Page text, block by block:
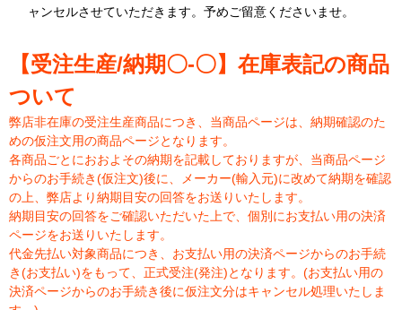
ャンセルさせていただきます。予めご留意くださいませ。
【受注生産/納期〇-〇】在庫表記の商品
ついて
弊店非在庫の受注生産商品につき、当商品ページは、納期確認のた
めの仮注文用の商品ページとなります。
各商品ごとにおおよその納期を記載しておりますが、当商品ページ
からのお手続き(仮注文)後に、メーカー(輸入元)に改めて納期を確認
の上、弊店より納期目安の回答をお送りいたします。
納期目安の回答をご確認いただいた上で、個別にお支払い用の決済
ページをお送りいたします。
代金先払い対象商品につき、お支払い用の決済ページからのお手続
き(お支払い)をもって、正式受注(発注)となります。(お支払い用の
決済ページからのお手続き後に仮注文分はキャンセル処理いたしま